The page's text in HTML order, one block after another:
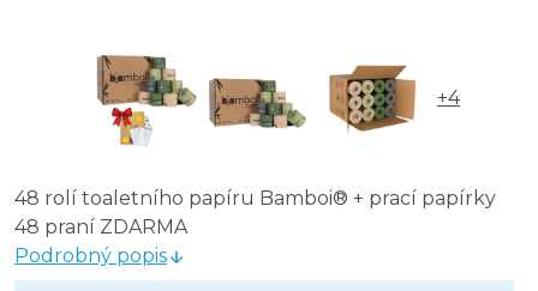
+4
48 rolí toaletního papíru Bamboi® + prací papírky
48 praní ZDARMA
Podrobný popis